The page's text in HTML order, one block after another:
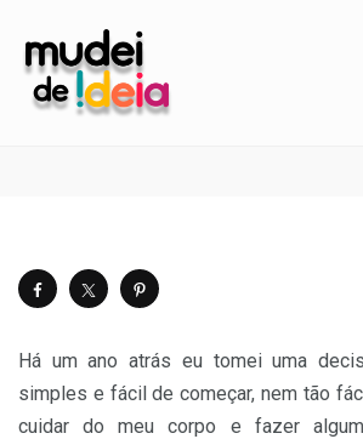
Sobre dançar Jazz
Há um ano atrás eu tomei uma
simples e fácil de começar, nem tão
cuidar do meu corpo e fazer